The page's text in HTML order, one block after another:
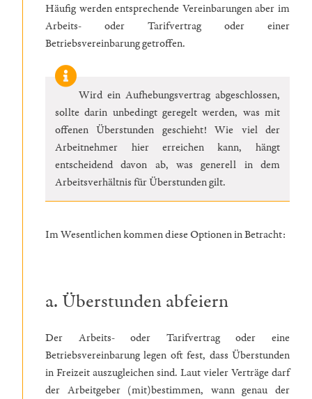
Häufig werden entsprechende Vereinbarungen aber im
Arbeits- oder Tarifvertrag oder einer
Betriebsvereinbarung getroffen.
Wird ein Aufhebungsvertrag abgeschlossen,
sollte darin unbedingt geregelt werden, was mit
offenen Überstunden geschieht! Wie viel der
Arbeitnehmer hier erreichen kann, hängt
entscheidend davon ab, was generell in dem
Arbeitsverhältnis für Überstunden gilt.
Im Wesentlichen kommen diese Optionen in Betracht:
a. Überstunden abfeiern
Der Arbeits- oder Tarifvertrag oder eine
Betriebsvereinbarung legen oft fest, dass Überstunden
in Freizeit auszugleichen sind. Laut vieler Verträge darf
der Arbeitgeber (mit)bestimmen, wann genau der